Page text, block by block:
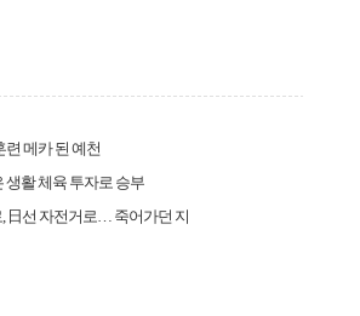
련 메카 된 예천
생활 체육 투자로 승부
日선 자전거로… 죽어가던 지